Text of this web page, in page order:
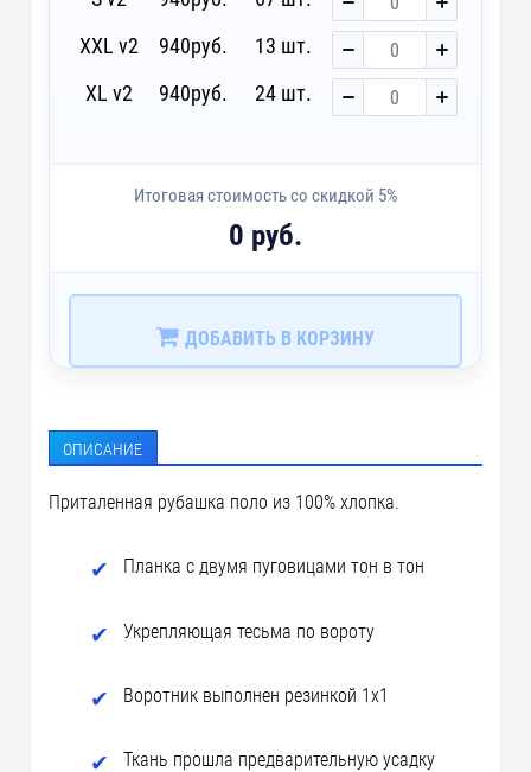
XXL v2
940руб.
13 шт.
XL v2
940руб. 24 шт.
Итоговая стоимость со скидкой 5%
0 руб.
ДОБАВИТЬ В КОРЗИНУ
ОПИСАНИЕ
Приталенная рубашка поло из 100% хлопка.
Планка с двумя пуговицами тон в тон
Укрепляющая тесьма по вороту
Воротник выполнен резинкой 1х1
Ткань прошла предварительную усадку